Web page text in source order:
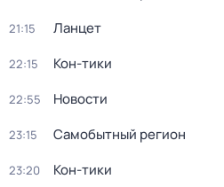
21:15 Ланцет
22:15 Кон-тики
22:55 Новости
23:15 Самобытный регион
23:20 Кон-тики